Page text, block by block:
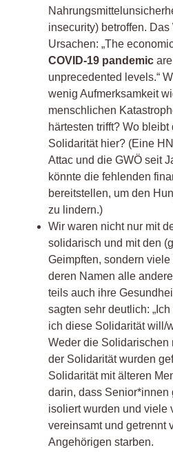
insecurity) betroffen.
Ursachen: „The
COVID-19 pandemic
unprecedented levels.“
wenig Aufmerksamkeit
menschlichen
härtesten trifft? Wo
Solidarität hier? (Eine
Attac und die GWÖ seit
könnte die fehlenden
bereitstellen, um den
zu lindern.)
Wir waren nicht nur mit
solidarisch und mit den
Geimpften, sondern
deren Namen alle
teils auch ihre
sagten sehr deutlich:
ich diese Solidarität will/
Weder die Solidarischen
der Solidarität wurden
Solidarität mit älteren
darin, dass Senior*innen
isoliert wurden und viele
vereinsamt und getrennt
Angehörigen starben.